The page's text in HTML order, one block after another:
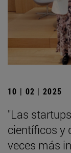
10 | 02 | 2025
"Las
científicos y
veces más